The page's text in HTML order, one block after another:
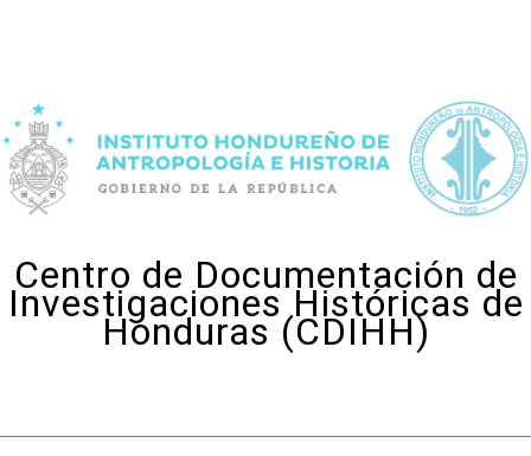
Centro de Documentación de
Investigaciones Históricas de
Honduras (CDIHH)